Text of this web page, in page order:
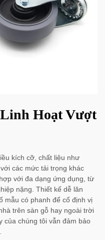
Hoạt Vượt
kích cỡ, chất liệu như
các mức tải trọng khác
với đa dạng ứng dụng, từ
nặng. Thiết kế dễ lăn
mẫu có phanh để cố định vị
trên sàn gỗ hay ngoài trời
của chúng tôi vẫn đảm bảo